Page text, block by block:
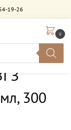
19-26
0
200 мл, 300 мл, 400 мл.
З
300